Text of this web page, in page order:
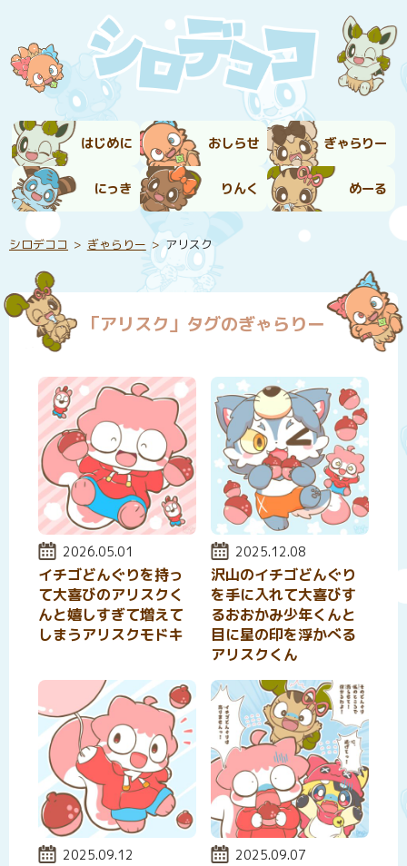
はじめに おしらせ ぎゃらりー
にっき りんく めーる
シロデココ ぎゃらりー アリスク
「アリスク」タグのぎゃらりー
投稿日:
2026.05.01
イチゴどんぐりを持っ
て大喜びのアリスクく
んと嬉しすぎて増えて
しまうアリスクモドキ
投稿日:
2025.12.08
沢山のイチゴどんぐり
を手に入れて大喜びす
るおおかみ少年くんと
目に星の印を浮かべる
アリスクくん
投稿日:
2025.09.12 投稿日:
2025.09.07